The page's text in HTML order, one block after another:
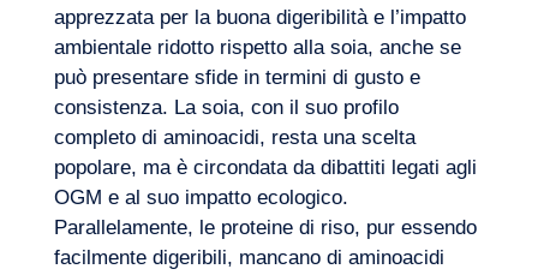
apprezzata per la buona digeribilità e l’impatto
ambientale ridotto rispetto alla soia, anche se
può presentare sfide in termini di gusto e
consistenza. La soia, con il suo profilo
completo di aminoacidi, resta una scelta
popolare, ma è circondata da dibattiti legati agli
OGM e al suo impatto ecologico.
Parallelamente, le proteine di riso, pur essendo
facilmente digeribili, mancano di aminoacidi